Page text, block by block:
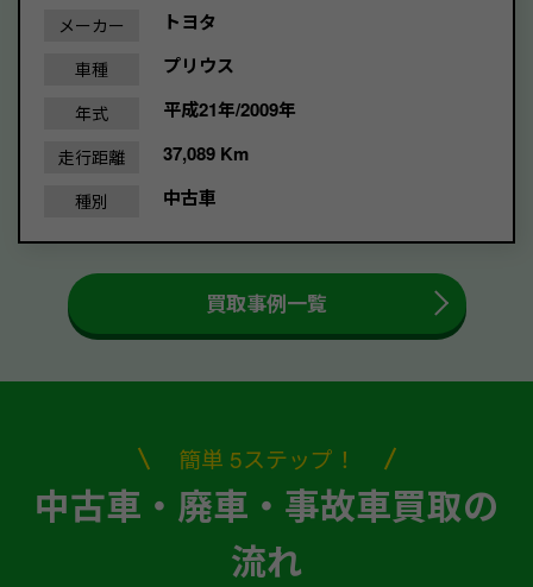
メーカー トヨタ
車種 プリウス
年式 平成21年/2009年
走行距離 37,089 Km
種別 中古車
買取事例一覧
簡単 5ステップ！
中古車・廃車・事故車買取の
流れ